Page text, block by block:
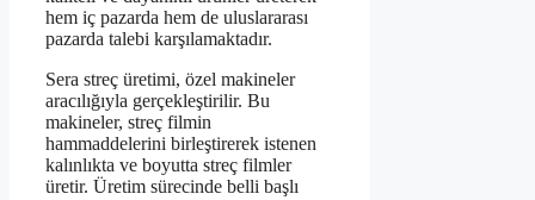
hem iç pazarda hem de uluslararası
pazarda talebi karşılamaktadır.
Sera streç üretimi, özel makineler
aracılığıyla gerçekleştirilir. Bu
makineler, streç filmin
hammaddelerini birleştirerek istenen
kalınlıkta ve boyutta streç filmler
üretir. Üretim sürecinde belli başlı